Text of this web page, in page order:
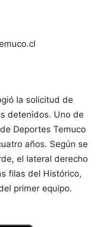
la solicitud de
detenidos. Uno de
Deportes Temuco
años. Según se
el lateral derecho
filas del Histórico,
primer equipo.